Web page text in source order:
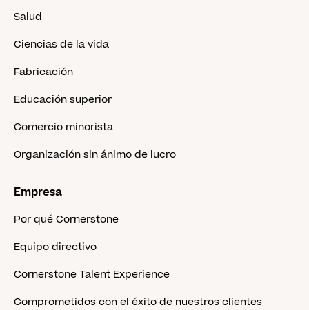
Salud
Ciencias de la vida
Fabricación
Educación superior
Comercio minorista
Organización sin ánimo de lucro
Empresa
Por qué Cornerstone
Equipo directivo
Cornerstone Talent Experience
Comprometidos con el éxito de nuestros clientes